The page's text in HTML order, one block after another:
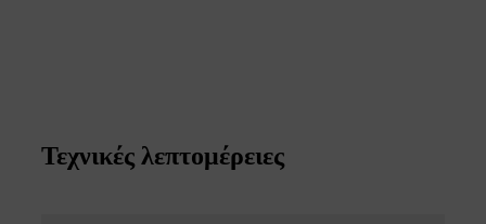
Τεχνικές λεπτομέρειες